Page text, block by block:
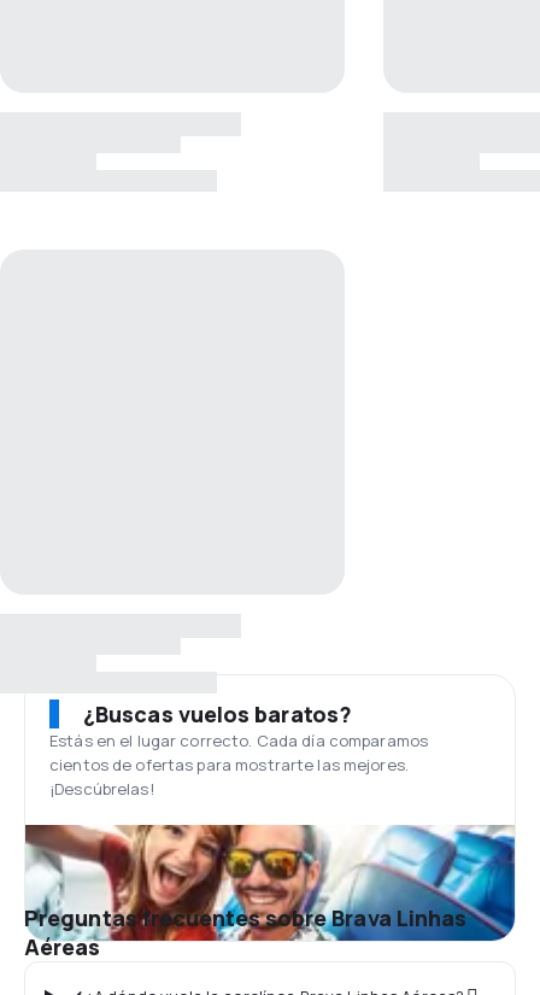
¿Buscas vuelos baratos?
Estás en el lugar correcto. Cada día comparamos
cientos de ofertas para mostrarte las mejores.
¡Descúbrelas!
Preguntas frecuentes sobre Brava Linhas
Aéreas